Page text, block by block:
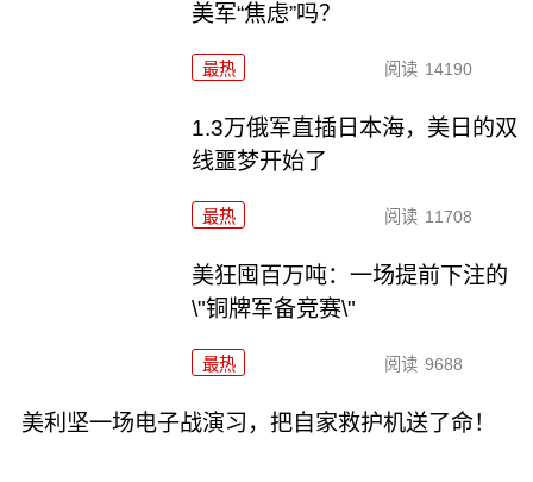
美军“焦虑”吗？
最热 阅读 14190
1.3万俄军直插日本海，美日的双
线噩梦开始了
最热 阅读 11708
美狂囤百万吨：一场提前下注的
\"铜牌军备竞赛\"
最热 阅读 9688
美利坚一场电子战演习，把自家救护机送了命！